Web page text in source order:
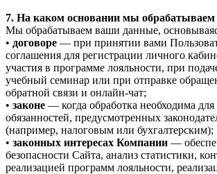
7. На каком основании мы обрабатываем
Мы обрабатываем ваши данные,
• договоре — при принятии вами
соглашения для регистрации личного
участия в программе лояльности, при
учебный семинар или при отправке
обратной связи и онлайн-чат;
• законе — когда обработка необходима
обязанностей, предусмотренных
(например, налоговым или бухгалтерским);
• законных интересах Компании —
безопасности Сайта, анализ статистики,
реализацией программ лояльности,